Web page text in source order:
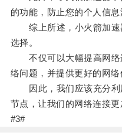
的功能，防止您的个人信息
综上所述，小火箭加速
选择。
不仅可以大幅提高网络
络问题，并提供更好的网络
因此，我们应该充分利
节点，让我们的网络连接更
#3#